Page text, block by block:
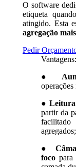
O software
etiqueta
atingido. Esta
agregação
Pedir
Vantagens:
●
operações
●
partir da
facilitado
agregados;
●
foco